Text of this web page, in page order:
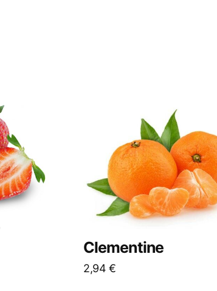
Clementine
2,94€